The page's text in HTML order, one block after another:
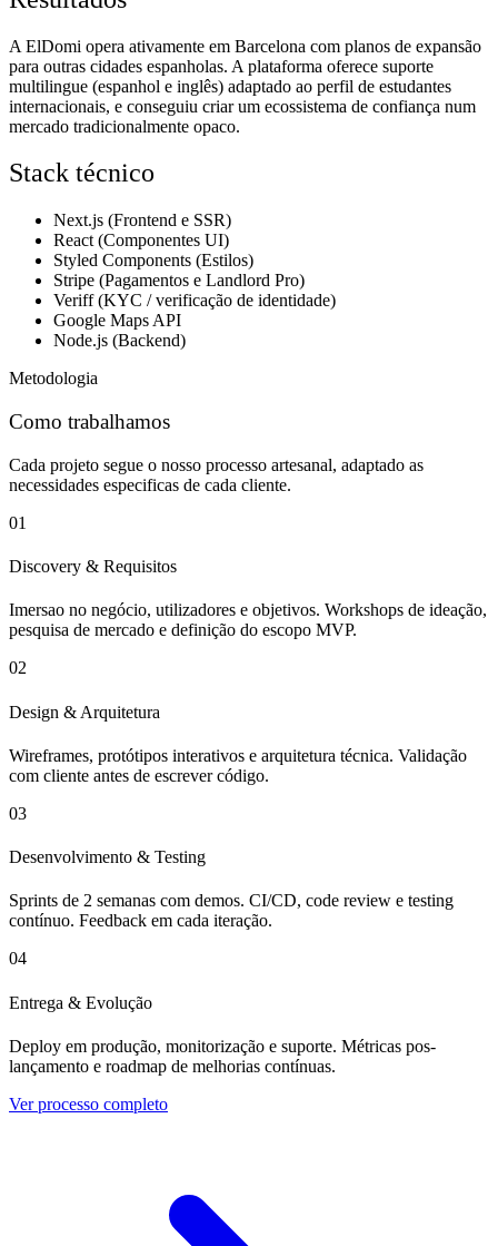
A ElDomi opera ativamente em Barcelona com planos de expansão
para outras cidades espanholas. A plataforma oferece suporte
multilingue (espanhol e inglês) adaptado ao perfil de estudantes
internacionais, e conseguiu criar um ecossistema de confiança num
mercado tradicionalmente opaco.
Stack técnico
Next.js (Frontend e SSR)
React (Componentes UI)
Styled Components (Estilos)
Stripe (Pagamentos e Landlord Pro)
Veriff (KYC / verificação de identidade)
Google Maps API
Node.js (Backend)
Metodologia
Como trabalhamos
Cada projeto segue o nosso processo artesanal, adaptado as
necessidades especificas de cada cliente.
01
Discovery & Requisitos
Imersao no negócio, utilizadores e objetivos. Workshops de ideação,
pesquisa de mercado e definição do escopo MVP.
02
Design & Arquitetura
Wireframes, protótipos interativos e arquitetura técnica. Validação
com cliente antes de escrever código.
03
Desenvolvimento & Testing
Sprints de 2 semanas com demos. CI/CD, code review e testing
contínuo. Feedback em cada iteração.
04
Entrega & Evolução
Deploy em produção, monitorização e suporte. Métricas pos-
lançamento e roadmap de melhorias contínuas.
Ver processo completo